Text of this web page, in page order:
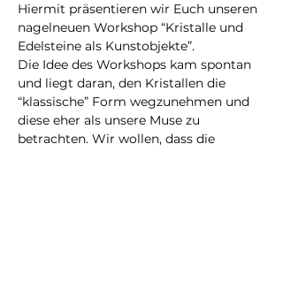
Hiermit präsentieren wir Euch unseren
nagelneuen Workshop “Kristalle und
Edelsteine als Kunstobjekte”.
Die Idee des Workshops kam spontan
und liegt daran, den Kristallen die
“klassische” Form wegzunehmen und
diese eher als unsere Muse zu
betrachten. Wir wollen, dass die